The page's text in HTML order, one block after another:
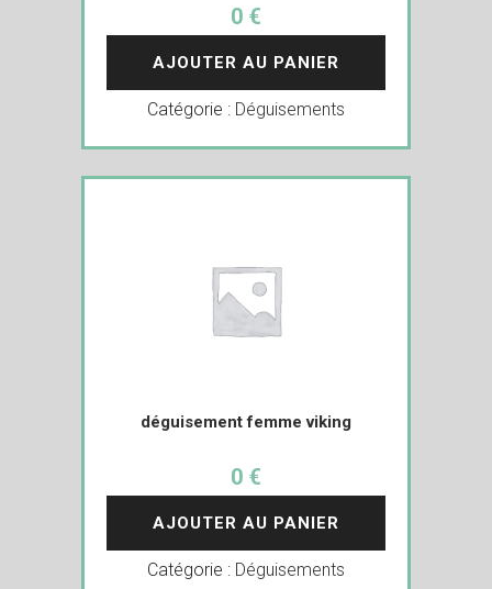
0 €
AJOUTER AU PANIER
Catégorie : Déguisements
déguisement femme viking
0 €
AJOUTER AU PANIER
Catégorie : Déguisements